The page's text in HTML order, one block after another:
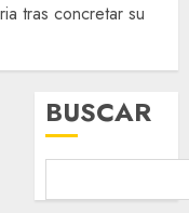
tras concretar su
BUSCAR